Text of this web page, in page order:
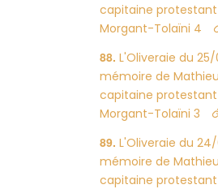
capitaine
Morgant-Tolaïni 4
L'Oliveraie du
mémoire de
capitaine
Morgant-Tolaïni 3
L'Oliveraie du
mémoire de
capitaine